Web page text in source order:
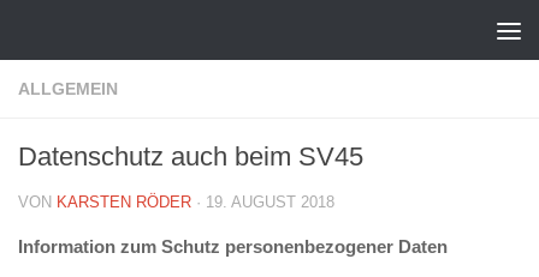
ALLGEMEIN
Datenschutz auch beim SV45
VON KARSTEN RÖDER · 19. AUGUST 2018
Information zum Schutz personenbezogener Daten